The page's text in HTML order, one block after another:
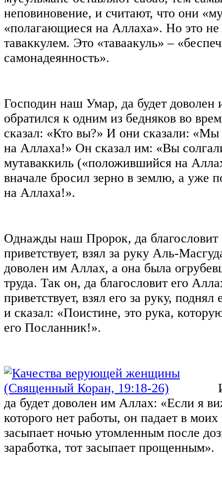
неповиновение, и считают, что они
«полагающиеся на Аллаха». Но это не
таваккулем. Это «таваакуль» ‒
самонадеянность».
Господин наш Умар, да будет доволен
обратился к одним из бедняков во
сказал: «Кто вы?» И они сказали:
на Аллаха!» Он сказал им: «Вы
мутаваккиль («положившийся на
вначале бросил зерно в землю, а уже
на Аллаха!».
Однажды наш Пророк, да благословит
приветствует, взял за руку Аль-
доволен им Аллах, а она была
труда. Так он, да благословит его
приветствует, взял его за руку, поднял
и сказал: «Поистине, это рука,
его Посланник!».
да будет доволен им Аллах: «Если я
которого нет работы, он падает в
засыпает ночью утомленным после
заработка, тот засыпает прощенным».